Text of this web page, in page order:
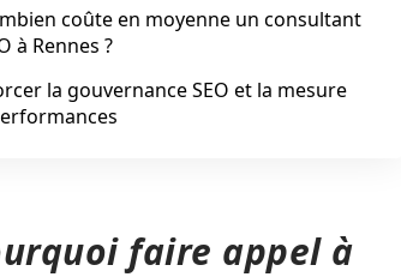
coûte en moyenne un consultant
à Rennes ?
la gouvernance SEO et la mesure
faire appel à